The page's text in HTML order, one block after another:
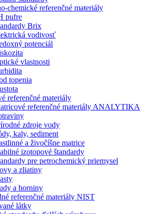
chemické referenčné materiály
pufre
Brix
vodivosť
potenciál
vlastnosti
topenia
referenčné materiály
referenčné materiály ANALYTIKA
zdroje vody
kaly, sediment
a živočíšne matrice
izotopové štandardy
pre petrochemický priemysel
a zliatiny
a horniny
referenčné materiály NIST
látky